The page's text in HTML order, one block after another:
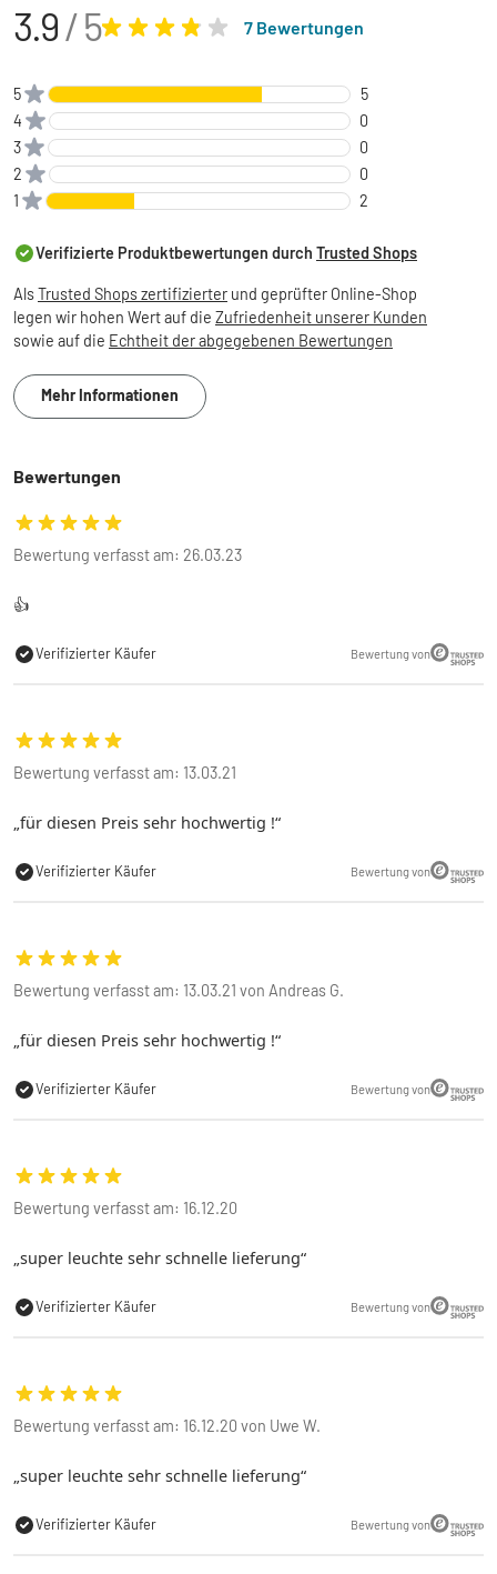
3.9/ 5 7 Bewertungen
5
5
4
0
3
0
2
0
1
2
Verifizierte Produktbewertungen durch Trusted Shops
AlsTrusted Shops zertifizierter und geprüfter Online-Shop
legen wir hohen Wert auf die Zufriedenheit unserer Kunden
sowie auf die Echtheit der abgegebenen Bewertungen
Mehr Informationen
Bewertungen
Bewertung verfasst am: 26.03.23
👍
Verifizierter Käufer Bewertung von
Bewertung verfasst am: 13.03.21
für diesen Preis sehr hochwertig !
Verifizierter Käufer Bewertung von
Bewertung verfasst am: 13.03.21 von Andreas G.
für diesen Preis sehr hochwertig !
Verifizierter Käufer Bewertung von
Bewertung verfasst am: 16.12.20
super leuchte sehr schnelle lieferung
Verifizierter Käufer Bewertung von
Bewertung verfasst am: 16.12.20 von Uwe W.
super leuchte sehr schnelle lieferung
Verifizierter Käufer Bewertung von